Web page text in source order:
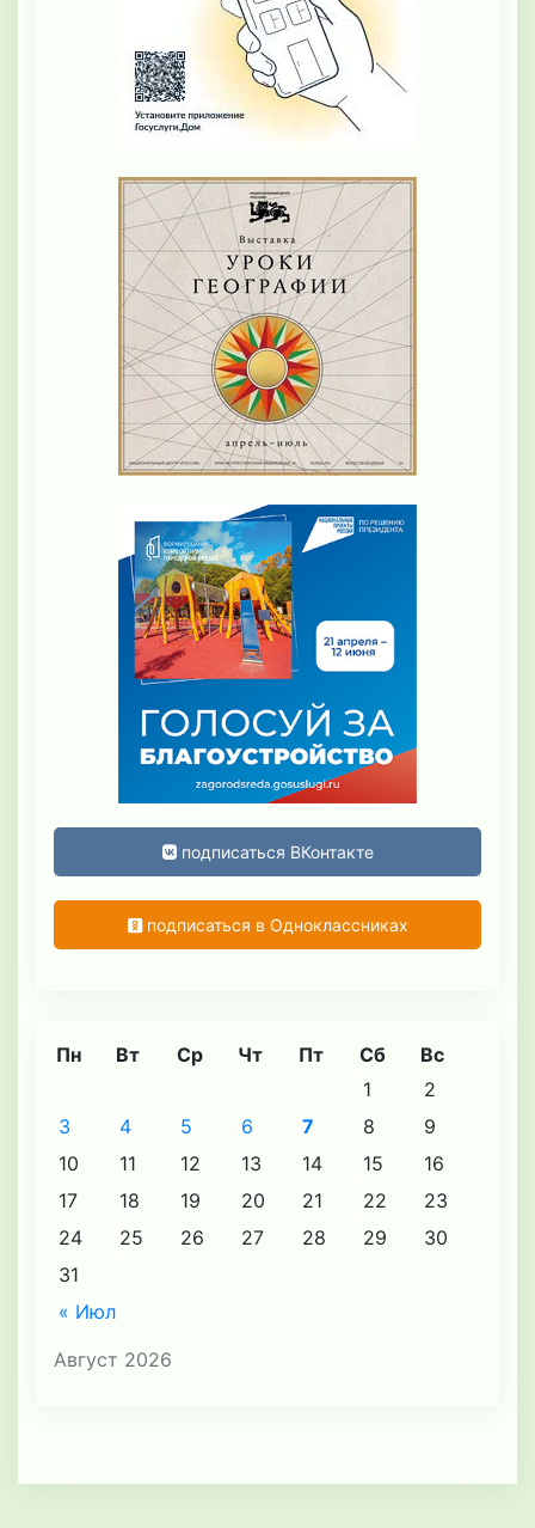
подписаться ВКонтакте
подписаться в Одноклассниках
Август 2026
Пн Вт Ср Чт Пт Сб Вс
« Июл
1
2
3
4 5 6 7 8
9
10
11 12 13 14 15
16
17
18 19 20 21 22
23
24
25 26 27 28 29
30
31